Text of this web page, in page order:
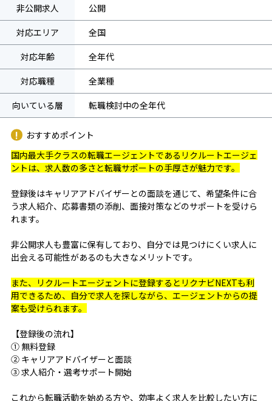
非公開求人
公開
対応エリア
全国
対応年齢
全年代
対応職種
全業種
向いている層
転職検討中の全年代
おすすめポイント
国内最大手クラスの転職エージェントであるリクルートエージェ
ントは、求人数の多さと転職サポートの手厚さが魅力です。
登録後はキャリアアドバイザーとの面談を通じて、希望条件に合
う求人紹介、応募書類の添削、面接対策などのサポートを受けら
れます。
非公開求人も豊富に保有しており、自分では見つけにくい求人に
出会える可能性があるのも大きなメリットです。
また、リクルートエージェントに登録するとリクナビNEXTも利
用できるため、自分で求人を探しながら、エージェントからの提
案も受けられます。
【登録後の流れ】
① 無料登録
② キャリアアドバイザーと面談
③ 求人紹介・選考サポート開始
これから転職活動を始める方や、効率よく求人を比較したい方に